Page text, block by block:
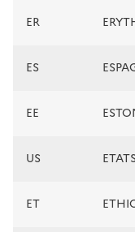
ER
ES
EE
US
ET